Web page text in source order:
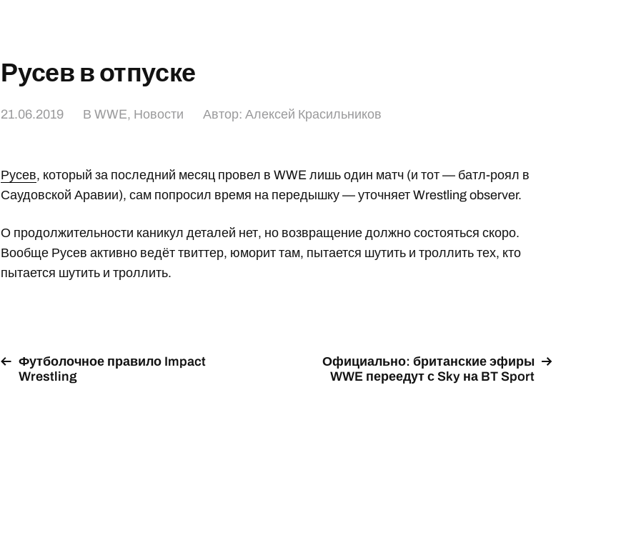
Русев в отпуске
21.06.2019 ВWWE, Новости Автор:Алексей Красильников
Русев, который за последний месяц провел в WWE лишь один матч (и тот — батл-роял в
Саудовской Аравии), сам попросил время на передышку — уточняет Wrestling observer.
О продолжительности каникул деталей нет, но возвращение должно состояться скоро.
Вообще Русев активно ведёт твиттер, юморит там, пытается шутить и троллить тех, кто
пытается шутить и троллить.
Футболочное правило Impact
Wrestling
Официально: британские эфиры
WWE переедут с Sky на BT Sport